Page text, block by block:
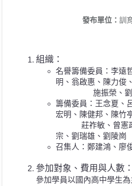
發布單位： 訓
組織：
名譽籌備委員：李遠
明、翁啟惠、陳力俊、
施振榮、劉
籌備委員：王念夏、
宏明、陳健邦、陳竹
莊祚敏、曾憲政
宗、劉瑞雄、劉陵崗
召集人：鄭建鴻、廖
參加對象、費用與人數：
參加學員以國內高中學生